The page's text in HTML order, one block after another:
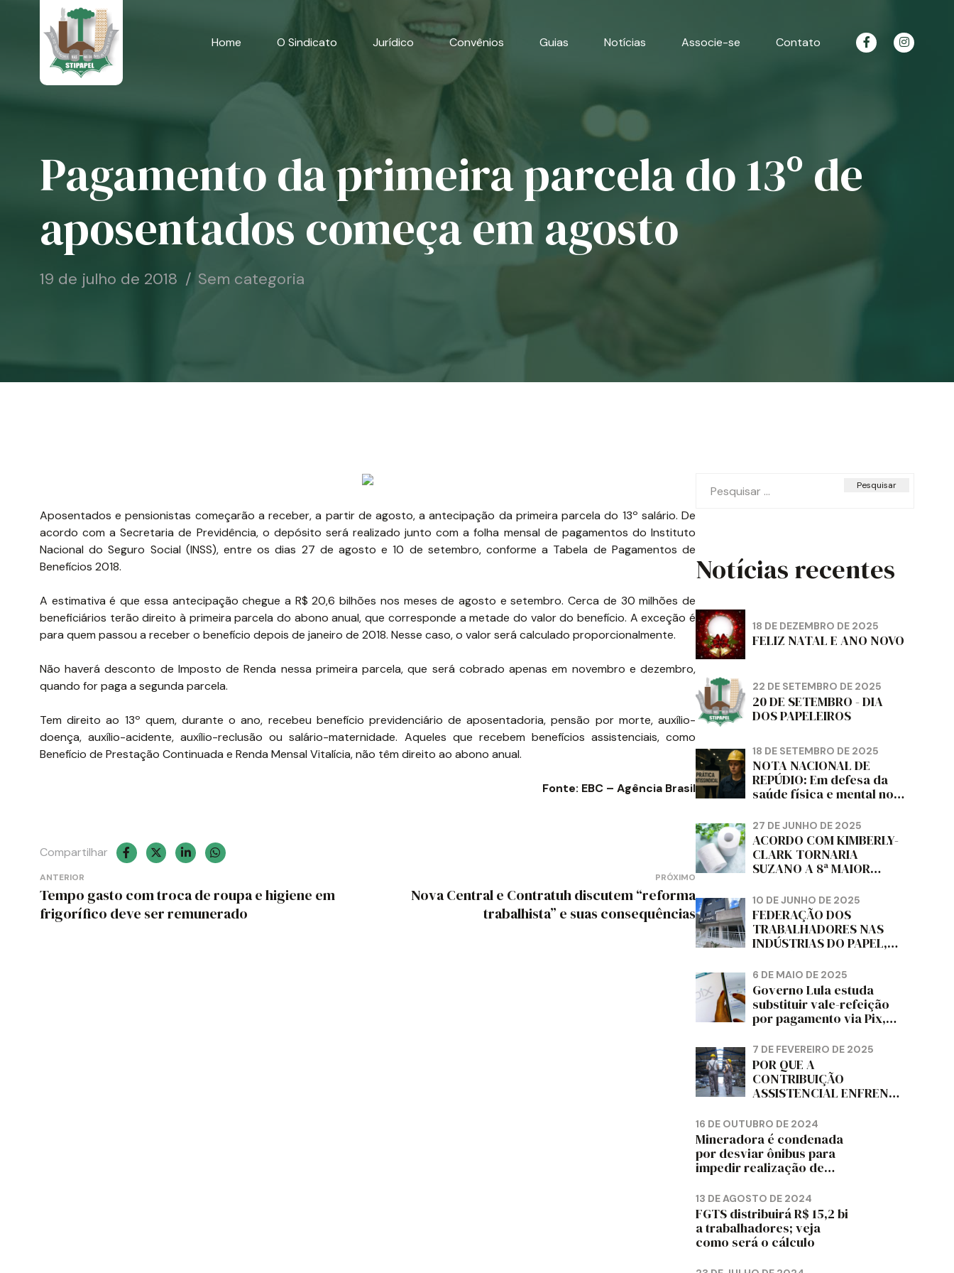
Home O Sindicato Jurídico Convênios Guias Notícias Associe-se Contato
Pagamento da primeira parcela do 13º de
aposentados começa em agosto
19 de julho de 2018 Sem categoria
Aposentados e pensionistas começarão a receber, a partir de agosto, a antecipação da primeira parcela do 13º salário. De
acordo com a Secretaria de Previdência, o depósito será realizado junto com a folha mensal de pagamentos do Instituto
Nacional do Seguro Social (INSS), entre os dias 27 de agosto e 10 de setembro, conforme a Tabela de Pagamentos de
Benefícios 2018.
A estimativa é que essa antecipação chegue a R$ 20,6 bilhões nos meses de agosto e setembro. Cerca de 30 milhões de
beneficiários terão direito à primeira parcela do abono anual, que corresponde a metade do valor do benefício. A exceção é
para quem passou a receber o benefício depois de janeiro de 2018. Nesse caso, o valor será calculado proporcionalmente.
Não haverá desconto de Imposto de Renda nessa primeira parcela, que será cobrado apenas em novembro e dezembro,
quando for paga a segunda parcela.
Tem direito ao 13º quem, durante o ano, recebeu benefício previdenciário de aposentadoria, pensão por morte, auxílio-
doença, auxílio-acidente, auxílio-reclusão ou salário-maternidade. Aqueles que recebem benefícios assistenciais, como
Benefício de Prestação Continuada e Renda Mensal Vitalícia, não têm direito ao abono anual.
Fonte: EBC – Agência Brasil
Compartilhar
Navegação
de
ANTERIOR
Tempo gasto com troca de roupa e higiene em
frigorífico deve ser remunerado
PRÓXIMO
Nova Central e Contratuh discutem “reforma
trabalhista” e suas consequências
por:
Notícias recentes
18 DE DEZEMBRO DE 2025
FELIZ NATAL E ANO NOVO
22 DE SETEMBRO DE 2025
20 DE SETEMBRO - DIA
DOS PAPELEIROS
18 DE SETEMBRO DE 2025
NOTA NACIONAL DE
REPÚDIO: Em defesa da
saúde física e mental no
da dignidade sindical.
27 DE JUNHO DE 2025
ACORDO COM KIMBERLY-
CLARK TORNARIA
SUZANO A 8ª MAIOR
HIGIÊNICO DO MUNDO,
DIZ FITCH
10 DE JUNHO DE 2025
FEDERAÇÃO DOS
TRABALHADORES NAS
INDÚSTRIAS DO PAPEL,
CORTIÇA E ARTEFATOS
DE PAPEL DO ESTADO DO
PARANÁ – FETRAPEL-PR
6 DE MAIO DE 2025
Governo Lula estuda
substituir vale-refeição
por pagamento via Pix,
7 DE FEVEREIRO DE 2025
POR QUE A
CONTRIBUIÇÃO
ASSISTENCIAL ENFRENTA
TRABALHADORES?
16 DE OUTUBRO DE 2024
Mineradora é condenada
por desviar ônibus para
impedir realização de
13 DE AGOSTO DE 2024
FGTS distribuirá R$ 15,2 bi
a trabalhadores; veja
como será o cálculo